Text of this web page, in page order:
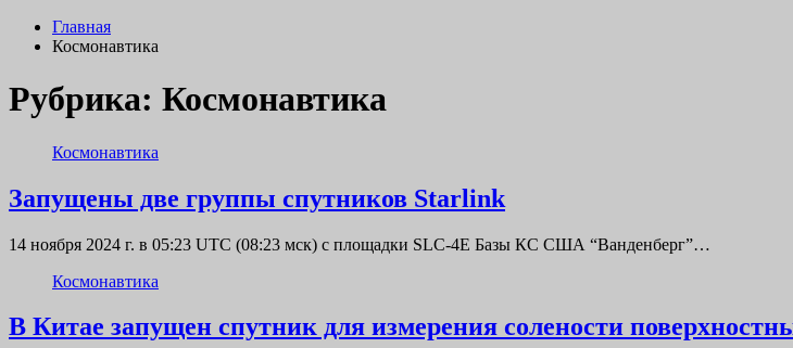
Главная
Космонавтика
Рубрика: Космонавтика
Космонавтика
Запущены две группы спутников Starlink
14 ноября 2024 г. в 05:23 UTC (08:23 мск) с площадки SLC-4Е Базы КС США “Ванденберг”…
Космонавтика
В Китае запущен спутник для измерения солености